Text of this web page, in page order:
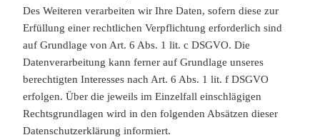
Des Weiteren verarbeiten wir Ihre Daten, sofern diese zur
Erfüllung einer rechtlichen Verpflichtung erforderlich sind
auf Grundlage von Art. 6 Abs. 1 lit. c DSGVO. Die
Datenverarbeitung kann ferner auf Grundlage unseres
berechtigten Interesses nach Art. 6 Abs. 1 lit. f DSGVO
erfolgen. Über die jeweils im Einzelfall einschlägigen
Rechtsgrundlagen wird in den folgenden Absätzen dieser
Datenschutzerklärung informiert.